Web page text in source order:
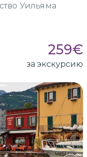
Уильяма
259€
за экскурсию